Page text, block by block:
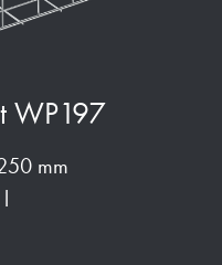
WP197
mm